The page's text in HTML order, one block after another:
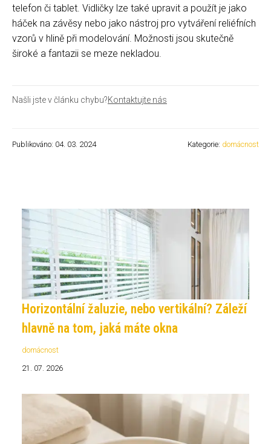
telefon či tablet. Vidličky lze také upravit a použít je jako
háček na závěsy nebo jako nástroj pro vytváření reliéfních
vzorů v hlině při modelování. Možnosti jsou skutečně
široké a fantazii se meze nekladou.
Našli jste v článku chybu?Kontaktujte nás
Publikováno: 04. 03. 2024 Kategorie: domácnost
Horizontální žaluzie, nebo vertikální? Záleží
hlavně na tom, jaká máte okna
domácnost
21. 07. 2026